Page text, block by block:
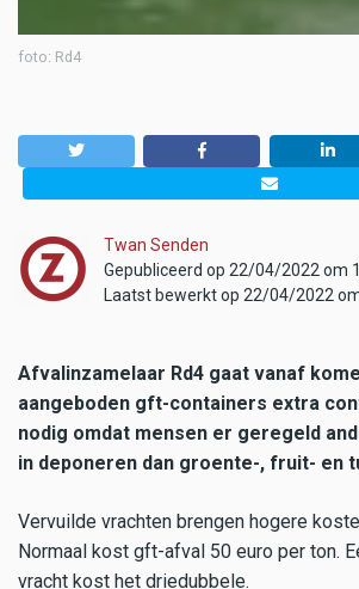
foto: Rd4
Twan Senden
Gepubliceerd op 22/04/2022 om
Laatst bewerkt op 22/04/2022
Afvalinzamelaar Rd4 gaat vanaf
aangeboden gft-containers extra
nodig omdat mensen er geregeld
in deponeren dan groente-, fruit- en
Vervuilde vrachten brengen hogere
Normaal kost gft-afval 50 euro per ton.
vracht kost het driedubbele.